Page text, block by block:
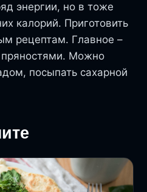
энергии, но в тоже
калорий. Приготовить
рецептам. Главное –
пряностями. Можно
посыпать сахарной